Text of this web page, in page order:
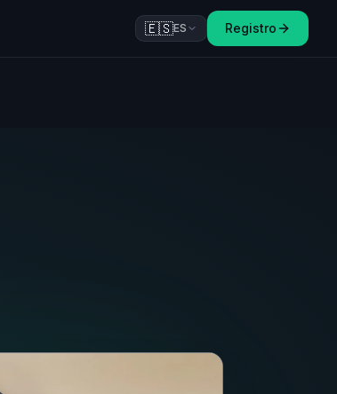
🇪🇸ES Registro